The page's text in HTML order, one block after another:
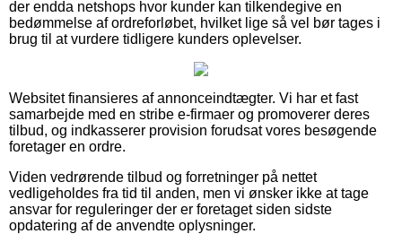
der endda netshops hvor kunder kan tilkendegive en
bedømmelse af ordreforløbet, hvilket lige så vel bør tages i
brug til at vurdere tidligere kunders oplevelser.
Websitet finansieres af annonceindtægter. Vi har et fast
samarbejde med en stribe e-firmaer og promoverer deres
tilbud, og indkasserer provision forudsat vores besøgende
foretager en ordre.
Viden vedrørende tilbud og forretninger på nettet
vedligeholdes fra tid til anden, men vi ønsker ikke at tage
ansvar for reguleringer der er foretaget siden sidste
opdatering af de anvendte oplysninger.